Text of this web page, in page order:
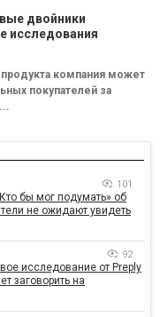
двойники
исследования
компания может
покупателей за
101
бы мог подумать» об
не ожидают увидеть
92
исследование от Preply
заговорить на